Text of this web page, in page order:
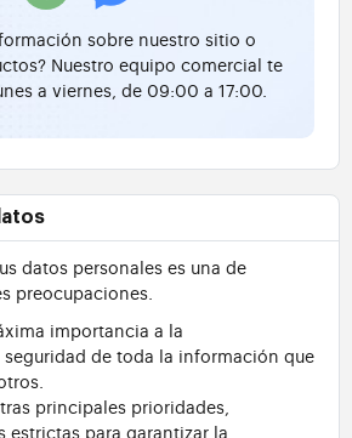
sobre nuestro sitio o
Nuestro equipo comercial te
a viernes, de 09:00 a 17:00.
datos personales es una de
preocupaciones.
importancia a la
de toda la información que
principales prioridades,
estrictas para garantizar la